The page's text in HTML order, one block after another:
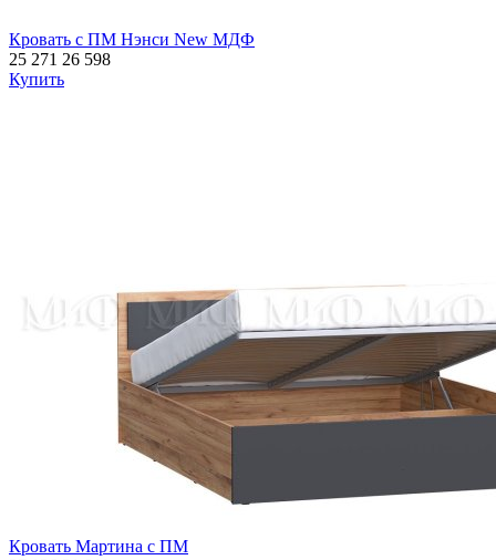
Кровать с ПМ Нэнси New МДФ
25 271 26 598
Купить
Кровать Мартина с ПМ